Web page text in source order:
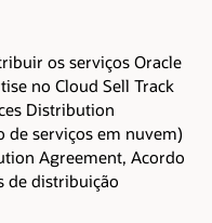
os serviços Oracle
no Cloud Sell Track
Distribution
de serviços em nuvem)
Agreement, Acordo
de distribuição